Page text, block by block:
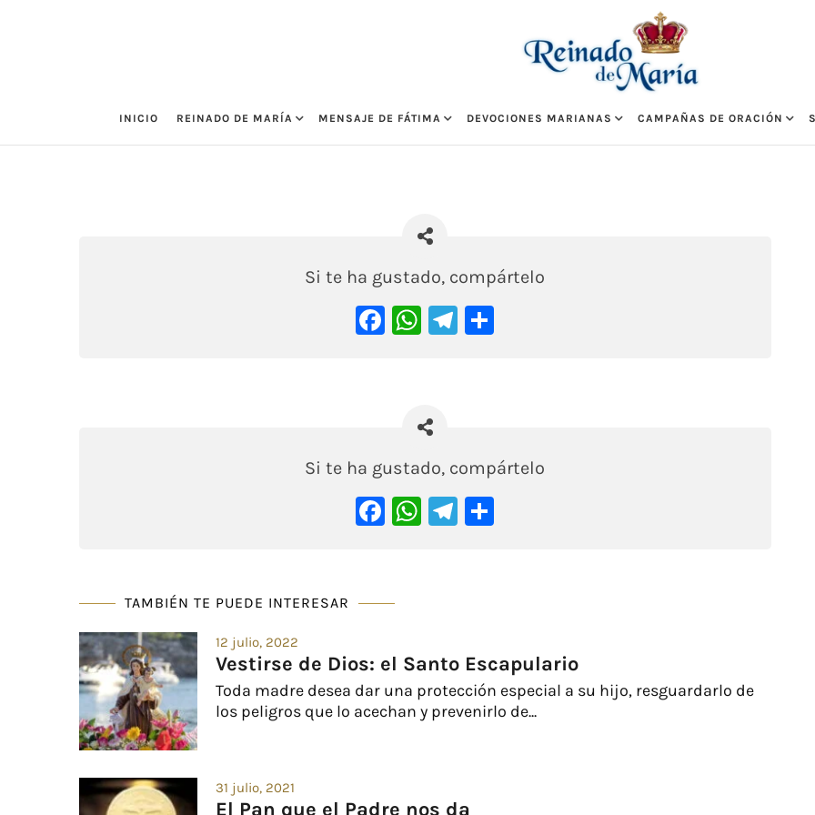
INICIO REINADO DE MARÍA MENSAJE DE FÁTIMA DEVOCIONES MARIANAS CAMPAÑAS DE ORACIÓN
Si te ha gustado, compártelo
Facebook
WhatsApp
Telegram
Si te ha gustado, compártelo
Facebook
WhatsApp
Telegram
TAMBIÉN TE PUEDE INTERESAR
12 julio, 2022
Vestirse de Dios: el Santo Escapulario
Toda madre desea dar una protección especial a su hijo, resguardarlo de
los peligros que lo acechan y prevenirlo de...
31 julio, 2021
El Pan que el Padre nos da